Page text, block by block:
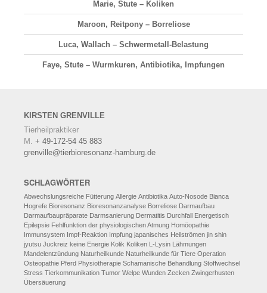
Marie, Stute – Koliken
Maroon, Reitpony – Borreliose
Luca, Wallach – Schwermetall-Belastung
Faye, Stute – Wurmkuren, Antibiotika, Impfungen
KIRSTEN GRENVILLE
Tierheilpraktiker
M. + 49-172-54 45 883
grenville@tierbioresonanz-hamburg.de
SCHLAGWÖRTER
Abwechslungsreiche Fütterung Allergie Antibiotika Auto-Nosode Bianca
Hogrefe Bioresonanz Bioresonanzanalyse Borreliose Darmaufbau
Darmaufbaupräparate Darmsanierung Dermatitis Durchfall Energetisch
Epilepsie Fehlfunktion der physiologischen Atmung Homöopathie
Immunsystem Impf-Reaktion Impfung japanisches Heilströmen jin shin
jyutsu Juckreiz keine Energie Kolik Koliken L-Lysin Lähmungen
Mandelentzündung Naturheilkunde Naturheilkunde für Tiere Operation
Osteopathie Pferd Physiotherapie Schamanische Behandlung Stoffwechsel
Stress Tierkommunikation Tumor Welpe Wunden Zecken Zwingerhusten
Übersäuerung